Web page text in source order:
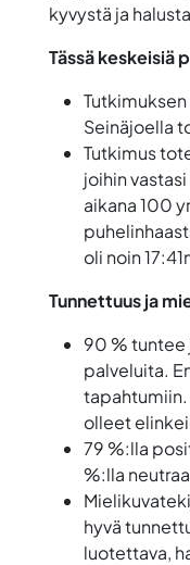
kyvystä ja
Tässä keskeisiä
Seinäjoella
Tutkimus
joihin
aikana 100
oli noin
Tunnettuus ja
90 %
palveluita.
tapahtumiin.
olleet
79 %:lla
%:lla
hyvä
luotettava,